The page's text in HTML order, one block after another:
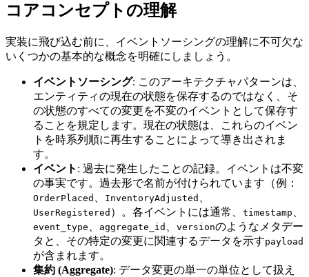
コアコンセプトの理解
実装に飛び込む前に、イベントソーシングの理解に不可欠な
いくつかの基本的な概念を明確にしましょう。
イベントソーシング: このアーキテクチャパターンは、
エンティティの現在の状態を保存するのではなく、そ
の状態のすべての変更を不変のイベントとして保存す
ることを規定します。現在の状態は、これらのイベン
トを時系列順に再生することによって導き出されま
す。
イベント : 過去に発生したことの記録。イベントは不変
の事実です。過去形で名前が付けられています（例：
OrderPlaced InventoryAdjusted
UserRegistered ）。各イベントには通常、 timestamp
event_type aggregate_id versionのようなメタデー
タと、その特定の変更に関連するデータを示すpayload
が含まれます。
集約 (Aggregate): データ変更の単一の単位として扱え